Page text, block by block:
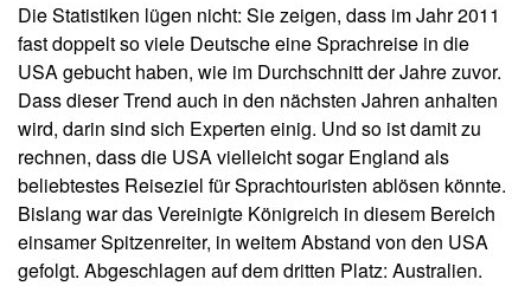
Die Statistiken lügen nicht: Sie zeigen, dass im Jahr 2011
fast doppelt so viele Deutsche eine Sprachreise in die
USA gebucht haben, wie im Durchschnitt der Jahre zuvor.
Dass dieser Trend auch in den nächsten Jahren anhalten
wird, darin sind sich Experten einig. Und so ist damit zu
rechnen, dass die USA vielleicht sogar England als
beliebtestes Reiseziel für Sprachtouristen ablösen könnte.
Bislang war das Vereinigte Königreich in diesem Bereich
einsamer Spitzenreiter, in weitem Abstand von den USA
gefolgt. Abgeschlagen auf dem dritten Platz: Australien.